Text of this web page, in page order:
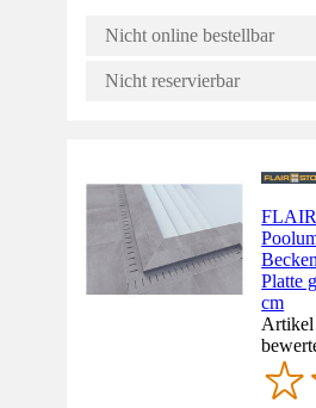
Nicht online bestellbar
Nicht reservierbar
Platte
cm
Artikel